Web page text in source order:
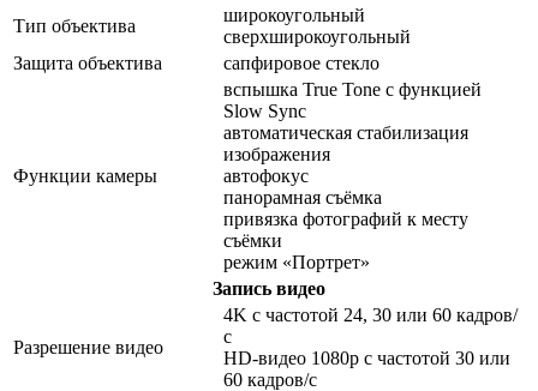
Тип объектива
широкоугольный
сверхширокоугольный
Защита объектива
сапфировое стекло
Функции камеры
вспышка True Tone с функцией
Slow Sync
автоматическая стабилизация
изображения
автофокус
панорамная съёмка
привязка фотографий к месту
съёмки
режим «Портрет»
Запись видео
Разрешение видео
4K с частотой 24, 30 или 60 кадров/
с
HD-видео 1080p с частотой 30 или
60 кадров/с